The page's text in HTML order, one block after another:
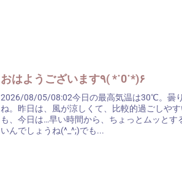
おはようございます٩( *˙0˙*)۶
2026/08/05/08:02今日の最高気温は30℃。曇
ね。昨日は、風が涼しくて、比較的過ごしや
も、今日は…早い時間から、ちょっとムッとす
いんでしょうね(^_^;)でも...